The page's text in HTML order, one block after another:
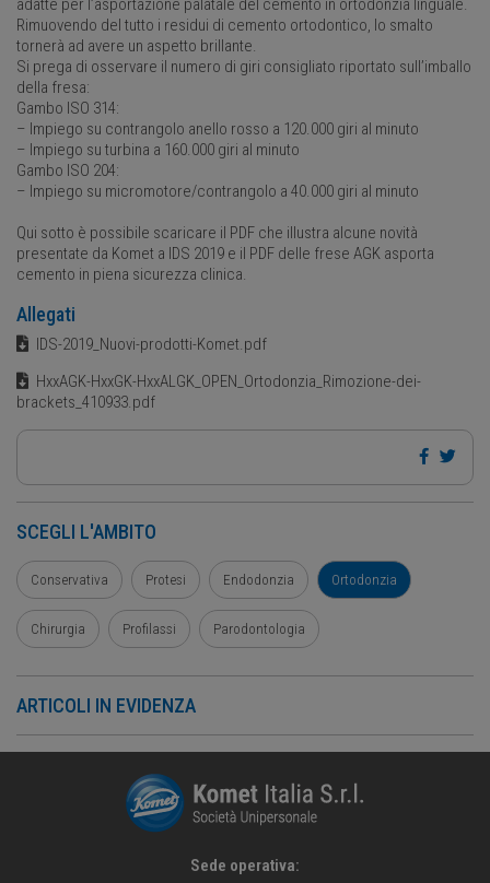
adatte per l’asportazione palatale del cemento in ortodonzia linguale.
Rimuovendo del tutto i residui di cemento ortodontico, lo smalto
tornerà ad avere un aspetto brillante.
Si prega di osservare il numero di giri consigliato riportato sull’imballo
della fresa:
Gambo ISO 314:
– Impiego su contrangolo anello rosso a 120.000 giri al minuto
– Impiego su turbina a 160.000 giri al minuto
Gambo ISO 204:
– Impiego su micromotore/contrangolo a 40.000 giri al minuto
Qui sotto è possibile scaricare il PDF che illustra alcune novità
presentate da Komet a IDS 2019 e il PDF delle frese AGK asporta
cemento in piena sicurezza clinica.
Allegati
IDS-2019_Nuovi-prodotti-Komet.pdf
HxxAGK-HxxGK-HxxALGK_OPEN_Ortodonzia_Rimozione-dei-
brackets_410933.pdf
SCEGLI L'AMBITO
Conservativa Protesi Endodonzia Ortodonzia
Chirurgia Profilassi Parodontologia
ARTICOLI IN EVIDENZA
Sede operativa: